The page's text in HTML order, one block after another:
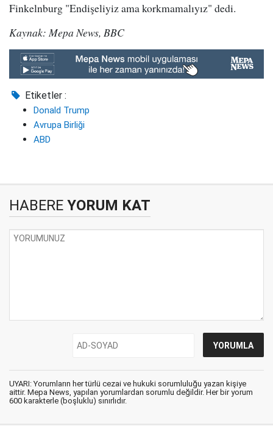
Finkelnburg "Endişeliyiz ama korkmamalıyız" dedi.
Kaynak: Mepa News, BBC
Etiketler :
Donald Trump
Avrupa Birliği
ABD
HABERE YORUM KAT
UYARI: Yorumların her türlü cezai ve hukuki sorumluluğu yazan kişiye
aittir. Mepa News, yapılan yorumlardan sorumlu değildir. Her bir yorum
600 karakterle (boşluklu) sınırlıdır.